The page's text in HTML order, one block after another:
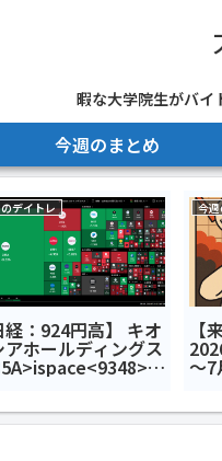
暇な大学院生がバ
今週のまとめ
デイトレ
経：924円高】 キオ
アホールディングス
小
機器<7314>今日の
今
【
～